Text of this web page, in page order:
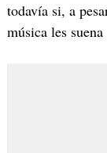
todavía si, a
música les